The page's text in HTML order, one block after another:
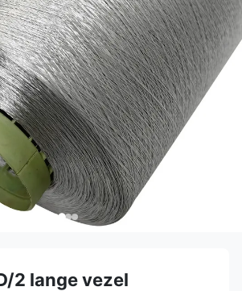
2 lange vezel